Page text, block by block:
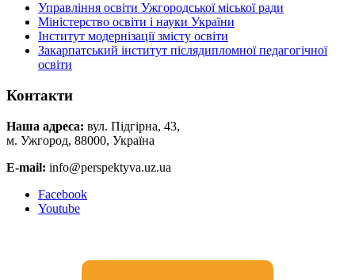
Управління освіти Ужгородської міської ради
Міністерство освіти і науки України
Інститут модернізації змісту освіти
Закарпатський інститут післядипломної педагогічної
освіти
Контакти
Наша адреса: вул. Підгірна, 43,
м. Ужгород, 88000, Україна
E-mail: info@perspektyva.uz.ua
Faceboоk
Youtube